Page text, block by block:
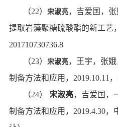
（22） 宋淑亮，吉爱国，
提取岩藻聚糖硫酸酯的新工艺，
201710730736.8
（23） 宋淑亮，王宇，张
制备方法和应用， 2019.10.11
（24） 宋淑亮，吉爱国，
制备方法和应用， 2019.4.30，